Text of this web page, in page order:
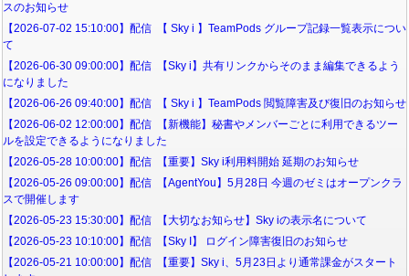
スのお知らせ
【2026-07-02 15:10:00】配信 【 Sky i 】TeamPods グループ記録一覧表示につい
て
【2026-06-30 09:00:00】配信 【Sky i】共有リンクからそのまま編集できるよう
になりました
【2026-06-26 09:40:00】配信 【 Sky i 】TeamPods 閲覧障害及び復旧のお知らせ
【2026-06-02 12:00:00】配信 【新機能】秘書やメンバーごとに利用できるツー
ルを設定できるようになりました
【2026-05-28 10:00:00】配信 【重要】Sky i利用料開始 延期のお知らせ
【2026-05-26 09:00:00】配信 【AgentYou】5月28日 今週のゼミはオープンクラ
スで開催します
【2026-05-23 15:30:00】配信 【大切なお知らせ】Sky iの表示名について
【2026-05-23 10:10:00】配信 【Sky I】 ログイン障害復旧のお知らせ
【2026-05-21 10:00:00】配信 【重要】Sky i、5月23日より通常課金がスタート